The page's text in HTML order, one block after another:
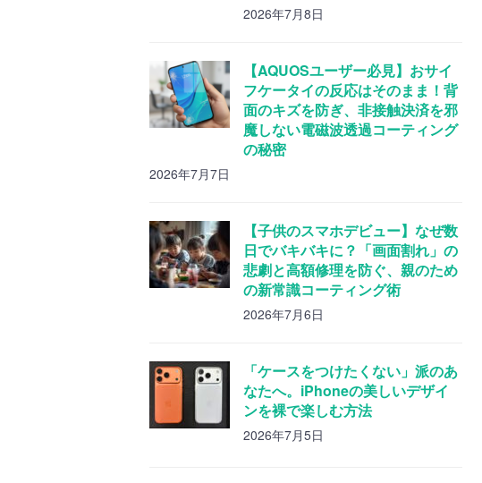
2026年7月8日
【AQUOSユーザー必見】おサイ
フケータイの反応はそのまま！背
面のキズを防ぎ、非接触決済を邪
魔しない電磁波透過コーティング
の秘密
2026年7月7日
【子供のスマホデビュー】なぜ数
日でバキバキに？「画面割れ」の
悲劇と高額修理を防ぐ、親のため
の新常識コーティング術
2026年7月6日
「ケースをつけたくない」派のあ
なたへ。iPhoneの美しいデザイ
ンを裸で楽しむ方法
2026年7月5日